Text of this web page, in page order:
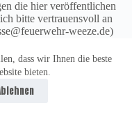
dass wir Ihnen die beste
bieten.
die hier veröffentlichen
bitte vertrauensvoll an
weeze.de)
Impressum